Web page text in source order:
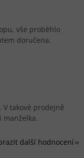
hvězdiček.
vše proběhlo
doručena.
hvězdiček.
takové prodejně
manželka.
další hodnocení